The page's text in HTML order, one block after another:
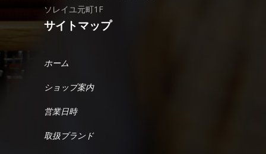
ソレイユ元町1F
サイトマップ
ホーム
ショップ案内
営業日時
取扱ブランド